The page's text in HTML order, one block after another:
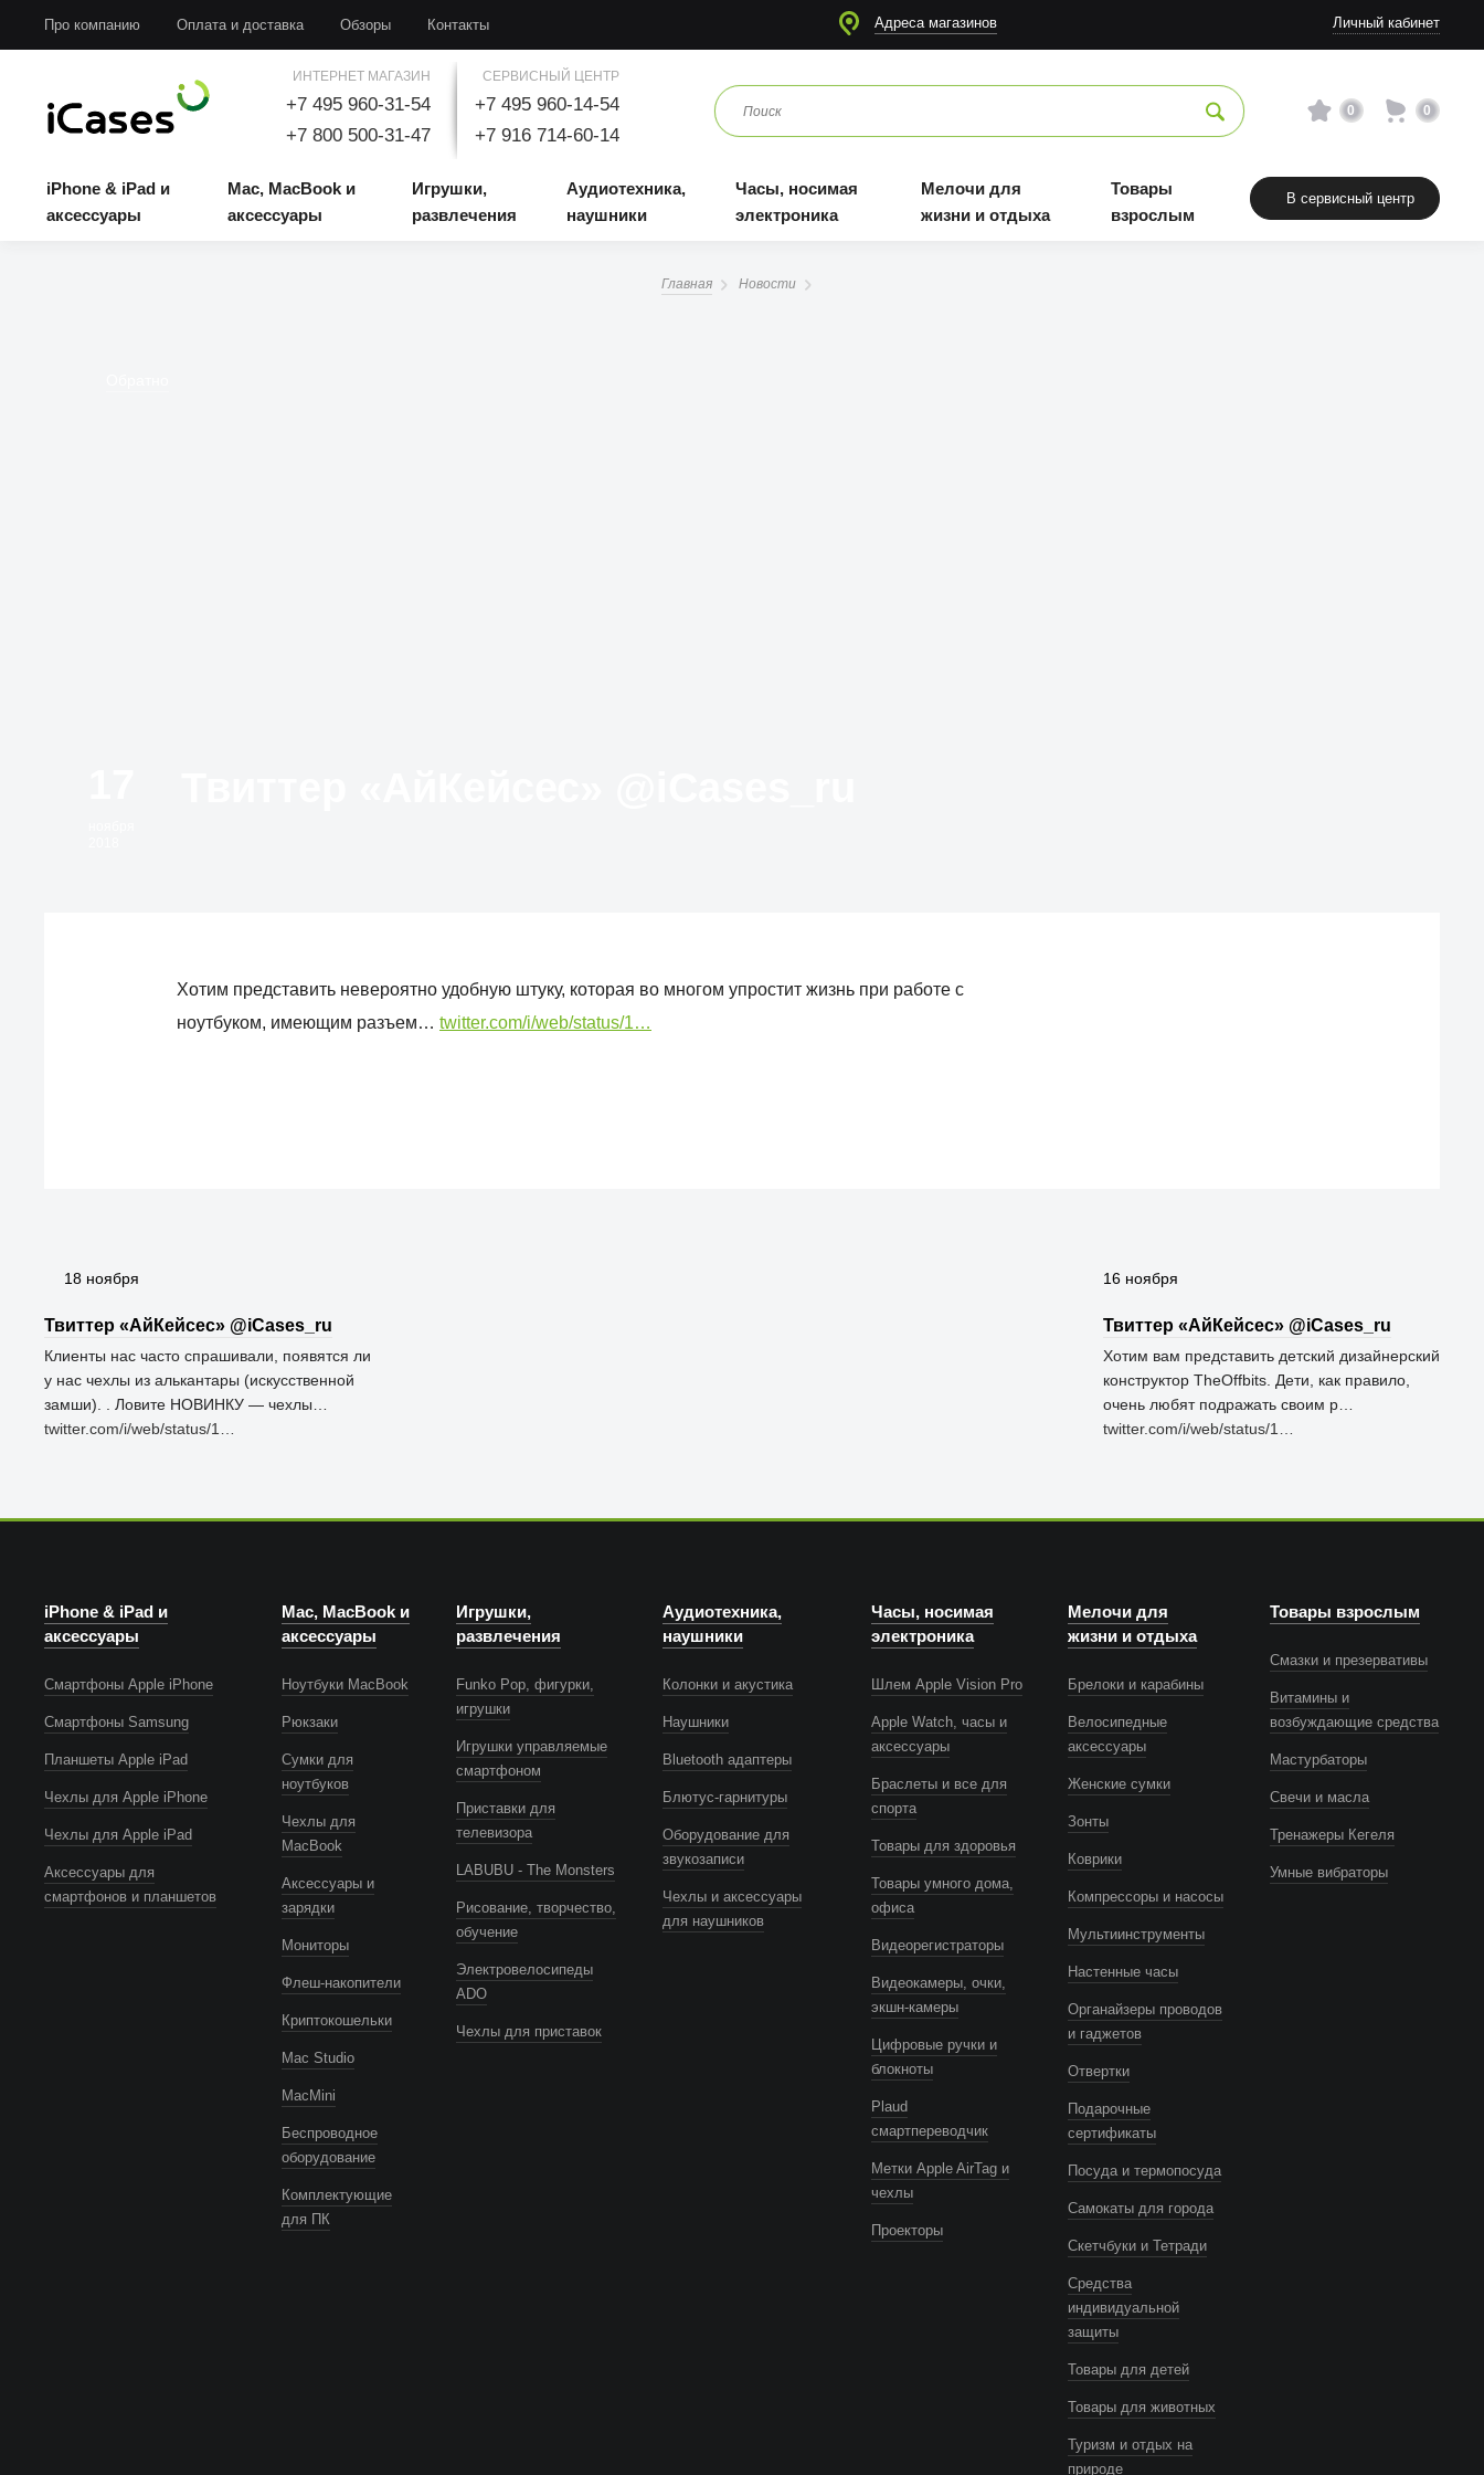
Про компанию Оплата и доставка Обзоры Контакты Адреса магазинов Личный кабинет
ИНТЕРНЕТ МАГАЗИН
+7 495 960-31-54
+7 800 500-31-47
СЕРВИСНЫЙ ЦЕНТР
+7 495 960-14-54
+7 916 714-60-14
0 0
iPhone & iPad и
аксессуары
Mac, MacBook и
аксессуары
Игрушки,
развлечения
Аудиотехника,
наушники
Часы, носимая
электроника
Мелочи для
жизни и отдыха
Товары
взрослым
В сервисный центр
Главная Новости
Хотим представить невероятно удобную штуку, которая во многом упростит жизнь при работе с
ноутбуком, имеющим разъем… twitter.com/i/web/status/1…
16 ноября
Твиттер «АйКейсес» ‏@iCases_ru
Хотим вам представить детский дизайнерский
конструктор TheOffbits. Дети, как правило,
очень любят подражать своим р…
twitter.com/i/web/status/1…
18 ноября
Твиттер «АйКейсес» ‏@iCases_ru
Клиенты нас часто спрашивали, появятся ли
у нас чехлы из алькантары (искусственной
замши). . Ловите НОВИНКУ — чехлы…
twitter.com/i/web/status/1…
iPhone & iPad и
аксессуары
Смартфоны Apple iPhone
Смартфоны Samsung
Планшеты Apple iPad
Чехлы для Apple iPhone
Чехлы для Apple iPad
Аксессуары для
смартфонов и планшетов
Mac, MacBook и
аксессуары
Ноутбуки MacBook
Рюкзаки
Сумки для
ноутбуков
Чехлы для
MacBook
Аксессуары и
зарядки
Мониторы
Флеш-накопители
Криптокошельки
Mac Studio
MacMini
Беспроводное
оборудование
Комплектующие
для ПК
Игрушки,
развлечения
Funko Pop, фигурки,
игрушки
Игрушки управляемые
смартфоном
Приставки для
телевизора
LABUBU - The Monsters
Рисование, творчество,
обучение
Электровелосипеды
ADO
Чехлы для приставок
Аудиотехника,
наушники
Колонки и акустика
Наушники
Bluetooth адаптеры
Блютус-гарнитуры
Оборудование для
звукозаписи
Чехлы и аксессуары
для наушников
Часы, носимая
электроника
Шлем Apple Vision Pro
Apple Watch, часы и
аксессуары
Браслеты и все для
спорта
Товары для здоровья
Товары умного дома,
офиса
Видеорегистраторы
Видеокамеры, очки,
экшн-камеры
Цифровые ручки и
блокноты
Plaud
смартпереводчик
Метки Apple AirTag и
чехлы
Проекторы
Мелочи для
жизни и отдыха
Брелоки и карабины
Велосипедные
аксессуары
Женские сумки
Зонты
Коврики
Компрессоры и насосы
Мультиинструменты
Настенные часы
Органайзеры проводов
и гаджетов
Отвертки
Подарочные
сертификаты
Посуда и термопосуда
Самокаты для города
Скетчбуки и Тетради
Средства
индивидуальной
защиты
Товары для детей
Товары для животных
Туризм и отдых на
природе
Товары взрослым
Смазки и презервативы
Витамины и
возбуждающие средства
Мастурбаторы
Свечи и масла
Тренажеры Кегеля
Умные вибраторы